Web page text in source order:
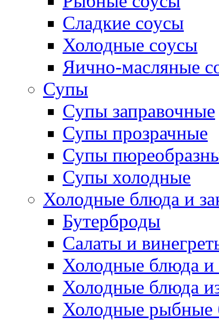
Сладкие соусы
Холодные соусы
Яично-масляные
Супы
Супы заправочные
Супы прозрачные
Супы
Супы холодные
Холодные блюда и
Бутерброды
Салаты и
Холодные блюда и
Холодные блюда
Холодные рыбные